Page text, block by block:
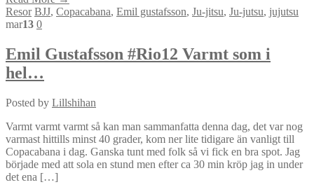
Resor BJJ, Copacabana, Emil gustafsson, Ju-jitsu, Ju-jutsu, jujutsu
mar13 0
Emil Gustafsson #Rio12 Varmt som i
hel…
Posted by Lillshihan
Varmt varmt varmt så kan man sammanfatta denna dag, det var nog
varmast hittills minst 40 grader, kom ner lite tidigare än vanligt till
Copacabana i dag. Ganska tunt med folk så vi fick en bra spot. Jag
började med att sola en stund men efter ca 30 min kröp jag in under
det ena […]